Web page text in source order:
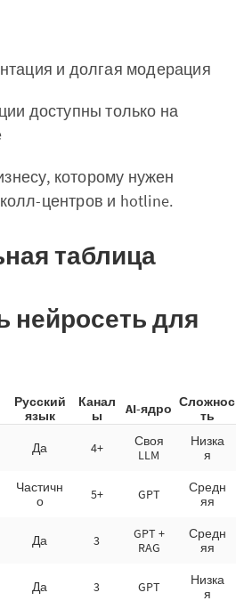
и долгая модерация
доступны только на
которому нужен
центров и hotline.
таблица
нейросеть для
Русский
язык
Канал
ы
AI-ядро Сложнос
ть
Да 4+
Своя
LLM
Низка
я
Частичн
о
5+ GPT
Средн
яя
Да 3
GPT +
RAG
Средн
яя
Да 3 GPT
Низка
я